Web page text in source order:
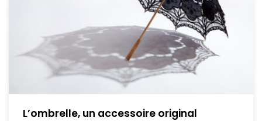
L’ombrelle, un accessoire original